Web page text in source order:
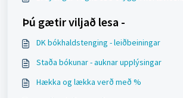
Þú gætir viljað lesa -
DK bókhaldstenging - leiðbeiningar
Staða bókunar - auknar upplýsingar
Hækka og lækka verð með %